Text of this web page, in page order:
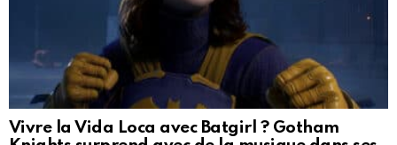
Vivre la Vida Loca avec Batgirl ? Gotham